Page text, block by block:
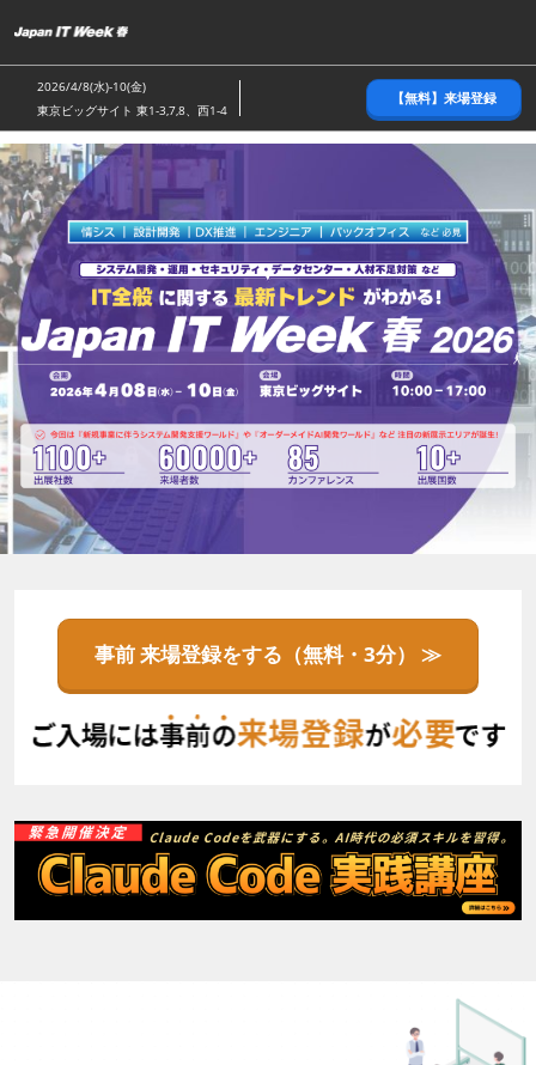
キ
ッ
し
て
進
む
2026/4/8(水)-10(金)
東京ビッグサイト 東1-3,7,8、西1-4
【無料】来場登録
事前 来場登録をする（無料・3分） ≫